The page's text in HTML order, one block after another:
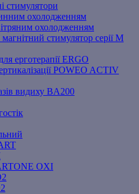
стимулятори
охолодженням
охолодженням
стимулятор серії M
ерготерапії ERGO
POWEO ACTIV
видиху BA200
OXI